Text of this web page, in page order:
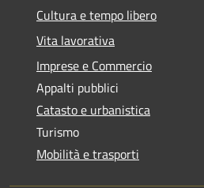
Cultura e tempo libero
Vita lavorativa
Imprese e Commercio
Appalti pubblici
Catasto e urbanistica
Turismo
Mobilità e trasporti